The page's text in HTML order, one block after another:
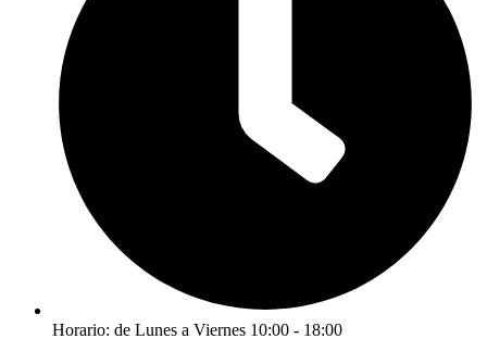
Horario: de Lunes a Viernes 10:00 - 18:00